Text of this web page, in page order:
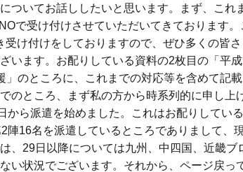
ついてお話ししたいと思います。まず、これ
で受け付けさせていただいてきております
け付けをしておりますので、ぜひ多くの皆
います。お配りしている資料の2枚目の「平
のところに、これまでの対応等を含めて記
のところ、まず私の方から時系列的に申し
ら派遣を始めました。これはお配りしてい
16名を派遣しているところでありまして、
、29日以降については九州、中四国、近畿ブ
い状況でございます。それから、ページ戻